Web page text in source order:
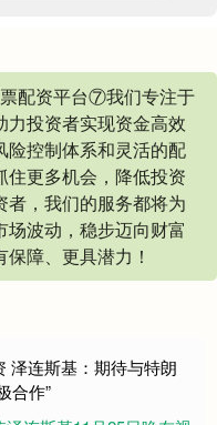
配资平台⑦我们专注于
投资者实现资金高效
险控制体系和灵活的配
住更多机会，降低投资
者，我们的服务都将为
波动，稳步迈向财富
障、更具潜力！
泽连斯基：期待与特朗
合作”